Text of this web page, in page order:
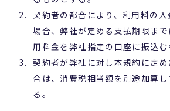
契約者の都合により、利用料の
場合、弊社が定める支払期限ま
用料金を弊社指定の口座に振込む
契約者が弊社に対し本規約に定
合は、消費税相当額を別途加算
る。